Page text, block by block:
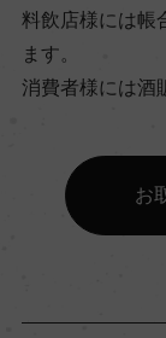
地区名
ー
料飲店様には帳
ます。
消費者様には酒
お